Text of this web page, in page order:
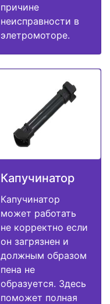
причине
неисправности в
элетромоторе.
Капучинатор
Капучинатор
может работать
не корректно если
он загрязнен и
должным образом
пена не
образуется. Здесь
поможет полная